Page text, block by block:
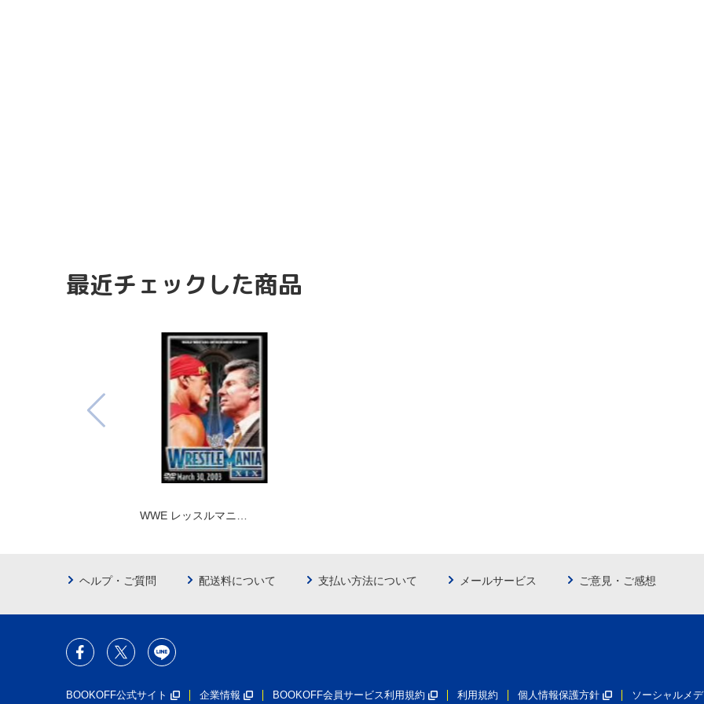
最近チェックした商品
WWE レッスルマニ…
ヘルプ・ご質問 配送料について 支払い方法について メールサービス ご意見・ご感想
BOOKOFF公式サイト 企業情報 BOOKOFF会員サービス利用規約 利用規約 個人情報保護方針 ソーシャルメ